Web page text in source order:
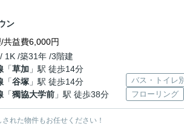
ン
共益費6,000円
1K /築31年 /3階建
「草加 」駅 徒歩14分
「谷塚 」駅 徒歩14分
「獨協大学前 」駅 徒歩38分
バス・トイレ別
フローリング
れた物件もお任せください！